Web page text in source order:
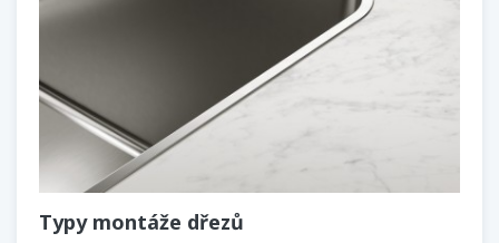
Typy montáže dřezů